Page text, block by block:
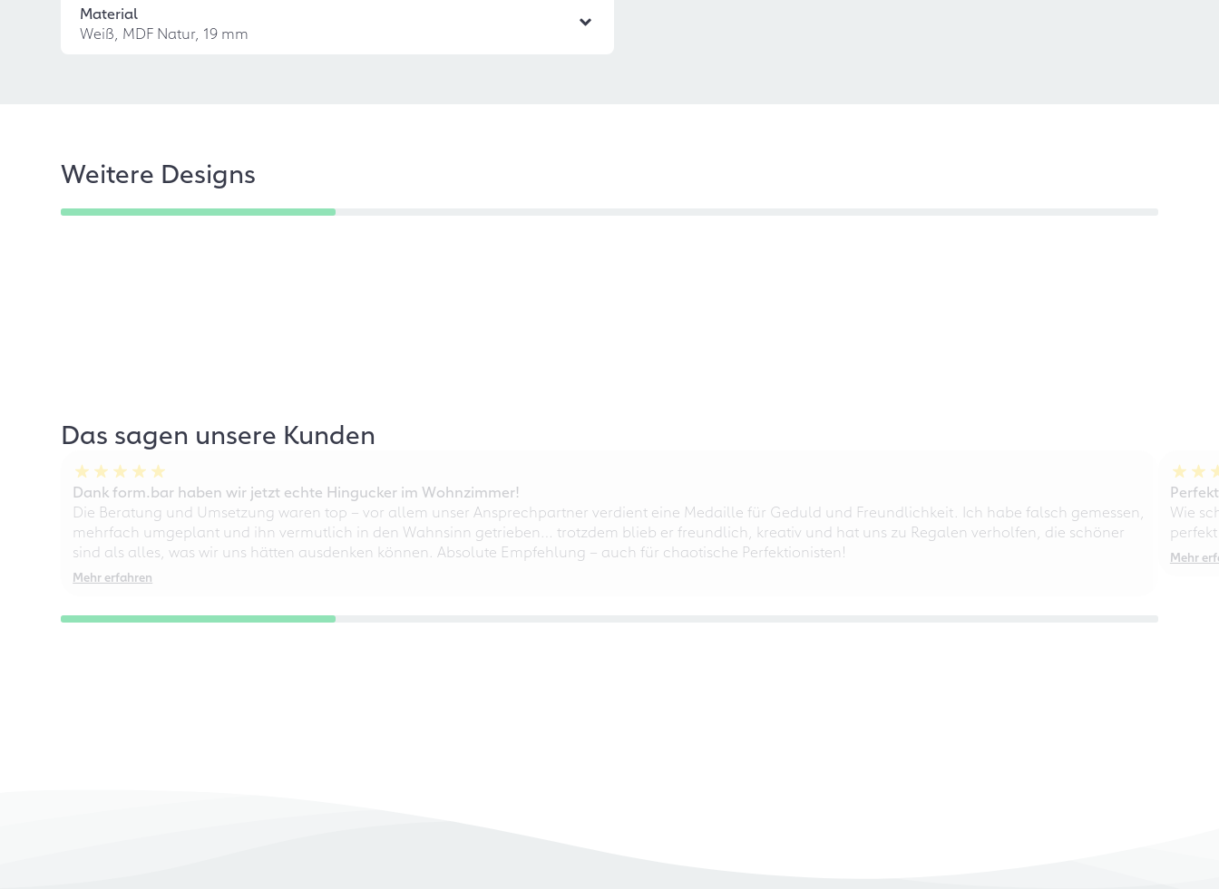
Material
Weiß, MDF Natur, 19 mm
Weitere Designs
Das sagen unsere Kunden
Dank form.bar haben wir jetzt echte Hingucker im Wohnzimmer!
Die Beratung und Umsetzung waren top – vor allem unser Ansprechpartner verdient eine Medaille für Geduld und Freundlichkeit. Ich habe falsch gemessen,
mehrfach umgeplant und ihn vermutlich in den Wahnsinn getrieben… trotzdem blieb er freundlich, kreativ und hat uns zu Regalen verholfen, die schöner
sind als alles, was wir uns hätten ausdenken können. Absolute Empfehlung – auch für chaotische Perfektionisten!
Mehr erfahren
Wie
Mehr